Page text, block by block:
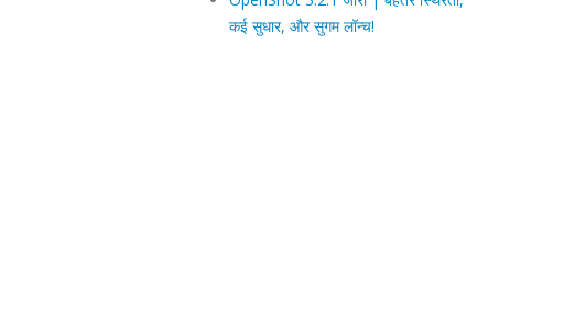
कई सुधार, और सुगम लॉन्च!